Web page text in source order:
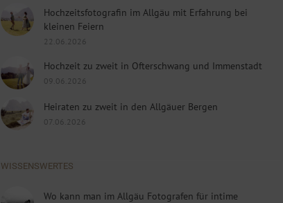
Hochzeitsfotografin im Allgäu mit Erfahrung bei
kleinen Feiern
22.06.2026
Hochzeit zu zweit in Ofterschwang und Immenstadt
09.06.2026
Heiraten zu zweit in den Allgäuer Bergen
07.06.2026
WISSENSWERTES
Wo kann man im Allgäu Fotografen für intime